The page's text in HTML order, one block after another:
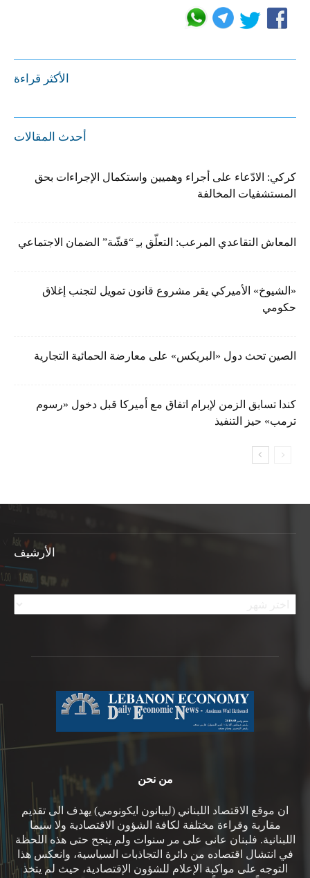
الأكثر قراءة
أحدث المقالات
كركي: الادّعاء على أجراء وهميين واستكمال الإجراءات بحق
المستشفيات المخالفة
المعاش التقاعدي المرعب: التعلّق بـِ “قشّة” الضمان الاجتماعي
«الشيوخ» الأميركي يقر مشروع قانون تمويل لتجنب إغلاق
حكومي
الصين تحث دول «البريكس» على معارضة الحمائية التجارية
كندا تسابق الزمن لإبرام اتفاق مع أميركا قبل دخول «رسوم
ترمب» حيز التنفيذ
الأرشيف
الأرشيف
من نحن
ان موقع الاقتصاد اللبناني (ليبانون ايكونومي) يهدف الى تقديم
مقاربة وقراءة مختلفة لكافة الشؤون الاقتصادية ولا سيما
اللبنانية. فلبنان عانى على مر سنوات ولم ينجح حتى هذه اللحظة
في انتشال اقتصاده من دائرة التجاذبات السياسية، وانعكس هذا
التوجه على مواكبة الإعلام للشؤون الإقتصادية، حيث لم يتخذ